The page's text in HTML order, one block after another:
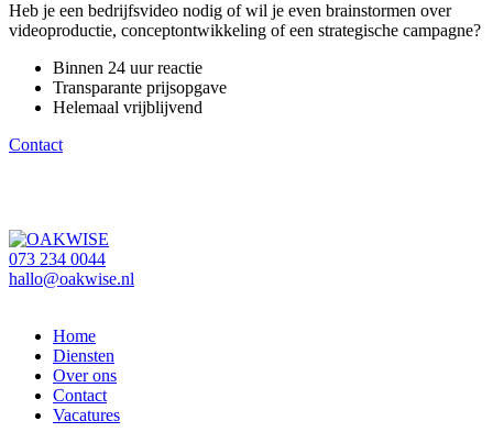
Heb je een bedrijfsvideo nodig of wil je even brainstormen over
videoproductie, conceptontwikkeling of een strategische campagne?
Binnen 24 uur reactie
Transparante prijsopgave
Helemaal vrijblijvend
Contact
073 234 0044
hallo@oakwise.nl
Home
Diensten
Over ons
Contact
Vacatures